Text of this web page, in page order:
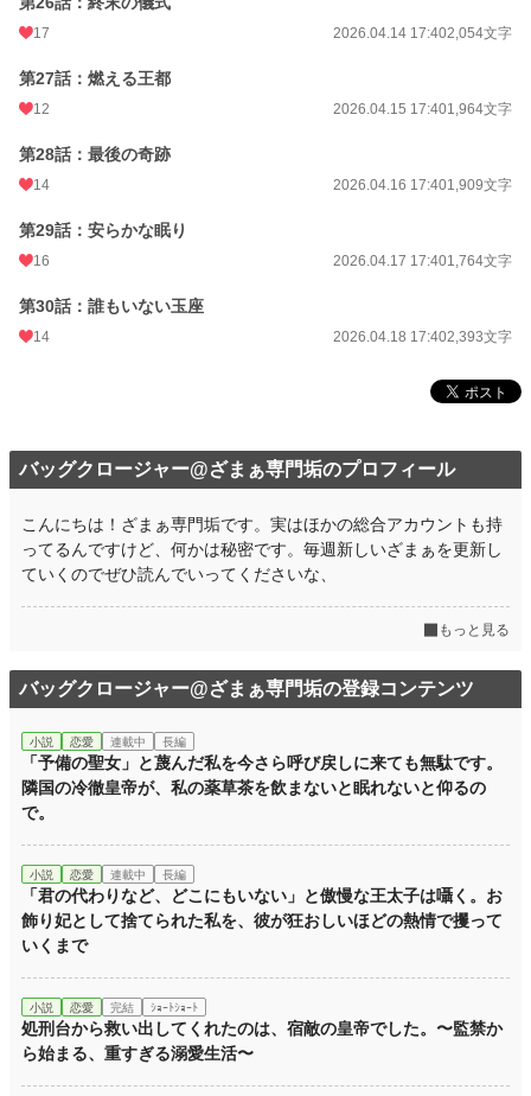
17 2026.04.14 17:402,054文字
第27話：燃える王都
12 2026.04.15 17:401,964文字
第28話：最後の奇跡
14 2026.04.16 17:401,909文字
第29話：安らかな眠り
16 2026.04.17 17:401,764文字
第30話：誰もいない玉座
14 2026.04.18 17:402,393文字
バッグクロージャー@ざまぁ専門垢のプロフィール
こんにちは！ざまぁ専門垢です。実はほかの総合アカウントも持
ってるんですけど、何かは秘密です。毎週新しいざまぁを更新し
ていくのでぜひ読んでいってくださいな、
もっと見る
バッグクロージャー@ざまぁ専門垢の登録コンテンツ
小説 恋愛 連載中 長編
「予備の聖女」と蔑んだ私を今さら呼び戻しに来ても無駄です。
隣国の冷徹皇帝が、私の薬草茶を飲まないと眠れないと仰るの
で。
小説 恋愛 連載中 長編
「君の代わりなど、どこにもいない」と傲慢な王太子は囁く。お
飾り妃として捨てられた私を、彼が狂おしいほどの熱情で攫って
いくまで
小説 恋愛 完結 ｼｮｰﾄｼｮｰﾄ
処刑台から救い出してくれたのは、宿敵の皇帝でした。〜監禁か
ら始まる、重すぎる溺愛生活〜